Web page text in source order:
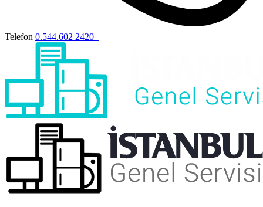
Telefon 0.544.602 2420